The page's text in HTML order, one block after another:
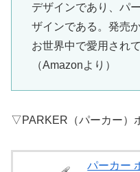
デザインであり、パ
ザインである。発売
お世界中で愛用されて
（Amazonより）
▽PARKER（パーカー）
パーカー